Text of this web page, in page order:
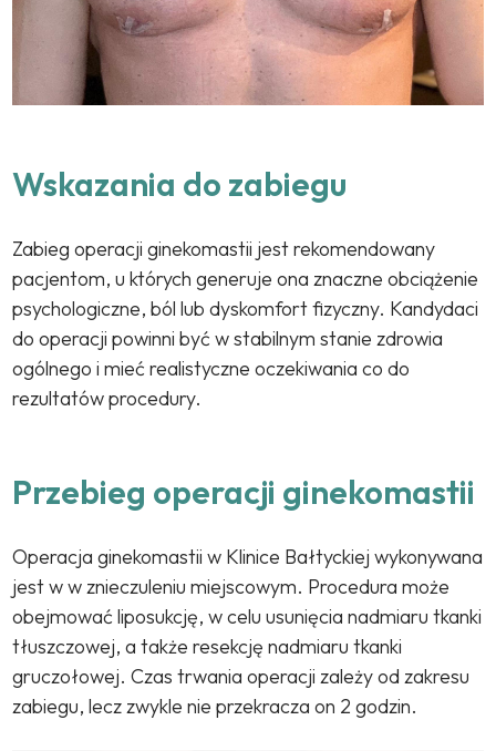
Wskazania do zabiegu
Zabieg operacji ginekomastii jest rekomendowany
pacjentom, u których generuje ona znaczne obciążenie
psychologiczne, ból lub dyskomfort fizyczny. Kandydaci
do operacji powinni być w stabilnym stanie zdrowia
ogólnego i mieć realistyczne oczekiwania co do
rezultatów procedury.
Przebieg operacji ginekomastii
Operacja ginekomastii w Klinice Bałtyckiej wykonywana
jest w w znieczuleniu miejscowym. Procedura może
obejmować liposukcję, w celu usunięcia nadmiaru tkanki
tłuszczowej, a także resekcję nadmiaru tkanki
gruczołowej. Czas trwania operacji zależy od zakresu
zabiegu, lecz zwykle nie przekracza on 2 godzin.